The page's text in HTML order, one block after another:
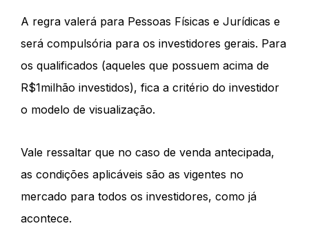
A regra valerá para Pessoas Físicas e Jurídicas e
será compulsória para os investidores gerais. Para
os qualificados (aqueles que possuem acima de
R$1milhão investidos), fica a critério do investidor
o modelo de visualização.
Vale ressaltar que no caso de venda antecipada,
as condições aplicáveis são as vigentes no
mercado para todos os investidores, como já
acontece.